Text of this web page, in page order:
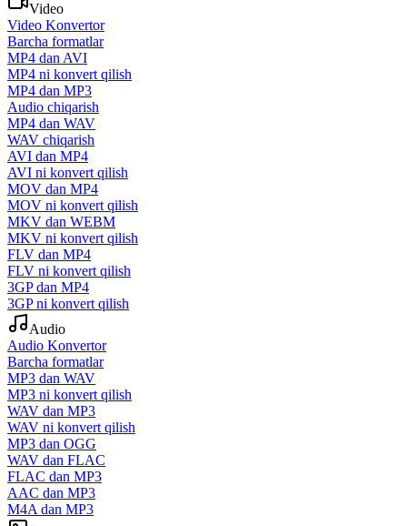
Video
Video Konvertor
Barcha formatlar
MP4 dan AVI
MP4 ni konvert qilish
MP4 dan MP3
Audio chiqarish
MP4 dan WAV
WAV chiqarish
AVI dan MP4
AVI ni konvert qilish
MOV dan MP4
MOV ni konvert qilish
MKV dan WEBM
MKV ni konvert qilish
FLV dan MP4
FLV ni konvert qilish
3GP dan MP4
3GP ni konvert qilish
Audio
Audio Konvertor
Barcha formatlar
MP3 dan WAV
MP3 ni konvert qilish
WAV dan MP3
WAV ni konvert qilish
MP3 dan OGG
WAV dan FLAC
FLAC dan MP3
AAC dan MP3
M4A dan MP3